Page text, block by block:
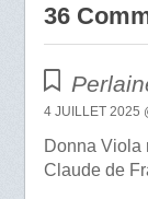
36
4 JUILLET 2025
Donna Viola
Claude de